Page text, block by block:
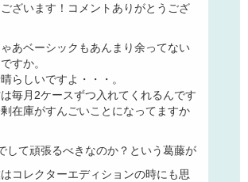
ざいます！コメントありがとうござ
あベーシックもあんまり余ってない
すか。
らしいですよ・・・。
毎月2ケースずつ入れてくれるんです
在庫がすんごいことになってますか
して頑張るべきなのか？という葛藤が
コレクターエディションの時にも思